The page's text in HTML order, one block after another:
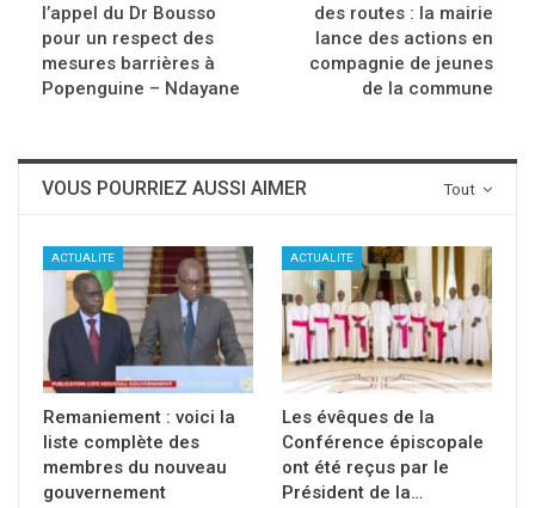
l’appel du Dr Bousso
pour un respect des
mesures barrières à
Popenguine – Ndayane
des routes : la mairie
lance des actions en
compagnie de jeunes
de la commune
Tout
VOUS POURRIEZ AUSSI AIMER
ACTUALITE
Remaniement : voici la
liste complète des
membres du nouveau
gouvernement
ACTUALITE
Les évêques de la
Conférence épiscopale
ont été reçus par le
Président de la…